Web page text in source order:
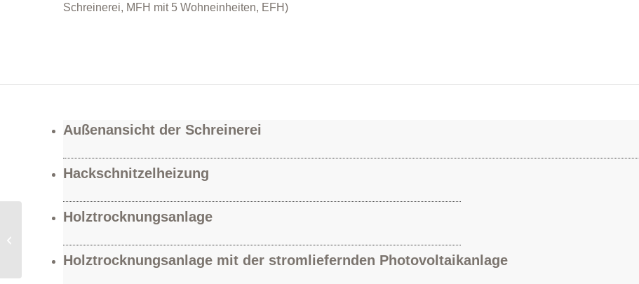
Schreinerei, MFH mit 5 Wohneinheiten, EFH)
Außenansicht der Schreinerei
Hackschnitzelheizung
Holztrocknungsanlage
Holztrocknungsanlage mit der stromliefernden Photovoltaikanlage
Leitfaden zur
Wärmeplanung vom
Bundesministerium